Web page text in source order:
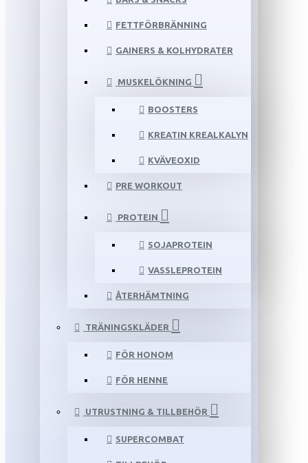
FETTFÖRBRÄNNING
GAINERS & KOLHYDRATER
MUSKELÖKNING
BOOSTERS
KREATIN KREALKALYN
KVÄVEOXID
PRE WORKOUT
PROTEIN
SOJAPROTEIN
VASSLEPROTEIN
ÅTERHÄMTNING
TRÄNINGSKLÄDER
FÖR HONOM
FÖR HENNE
UTRUSTNING & TILLBEHÖR
SUPERCOMBAT